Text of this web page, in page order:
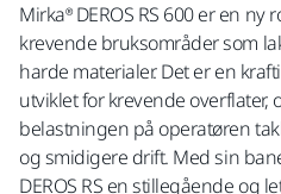
Mirka® DEROS RS 600 er en
krevende bruksområder som
harde materialer. Det er en
utviklet for krevende overflater,
belastningen på operatøren
og smidigere drift. Med sin
DEROS RS en stillegående og